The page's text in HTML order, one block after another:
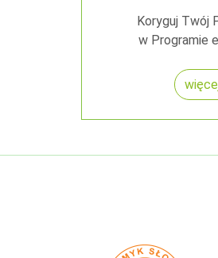
Koryguj Twój
w Programie